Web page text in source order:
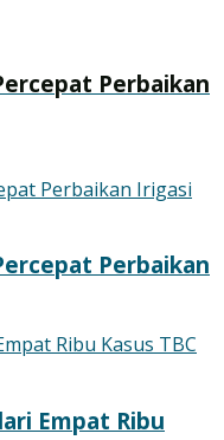
Perbaikan
Perbaikan
Empat Ribu